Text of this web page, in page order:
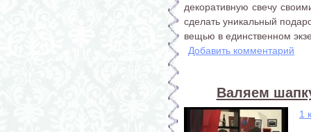
декоративную свечу
сделать уникальный
вещью в единственном
Добавить комментарий
Валяем
1